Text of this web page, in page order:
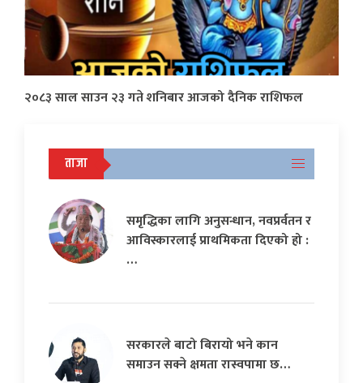
२०८३ साल साउन २३ गते शनिबार आजको दैनिक राशिफल
ताजा
समृद्धिका लागि अनुसन्धान, नवप्रर्वतन र
आविस्कारलाई प्राथमिकता दिएको हो :
…
सरकारले बाटो बिरायो भने कान
समाउन सक्ने क्षमता रास्वपामा छ…